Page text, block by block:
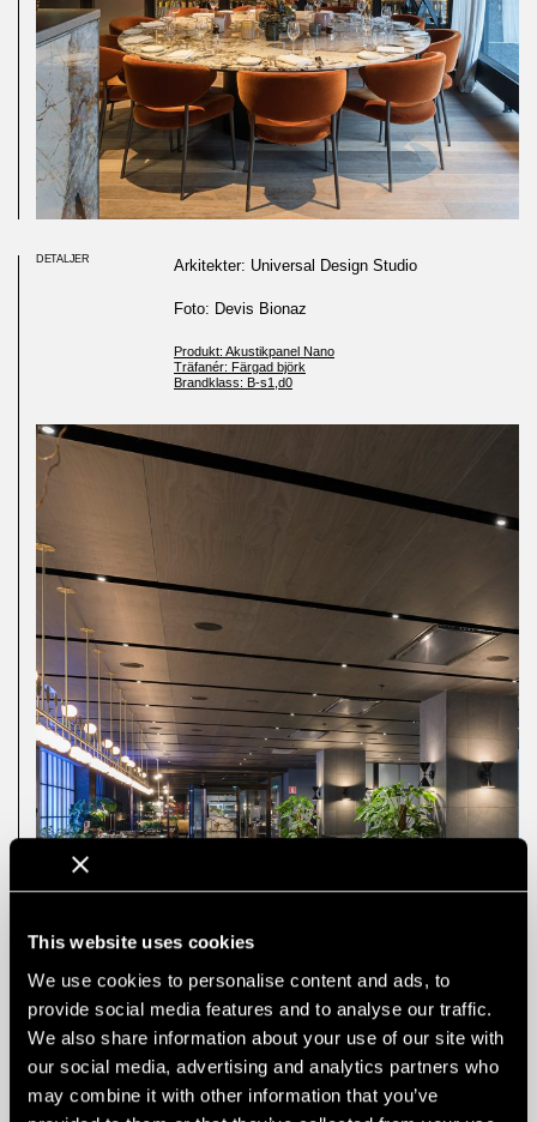
This website uses cookies
We use cookies to personalise content and ads, to
provide social media features and to analyse our traffic.
We also share information about your use of our site with
our social media, advertising and analytics partners who
may combine it with other information that you’ve
DETALJER Arkitekter: Universal Design Studio
Foto: Devis Bionaz
Produkt: Akustikpanel Nano
Träfanér: Färgad björk
Brandklass: B-s1,d0